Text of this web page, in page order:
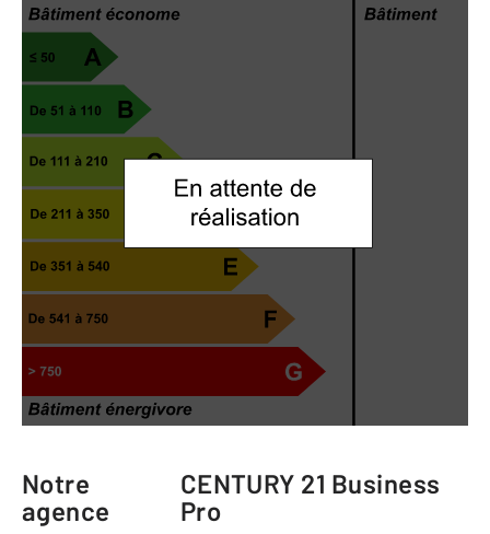
Notre
agence
CENTURY 21 Business
Pro